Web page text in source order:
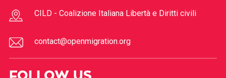
CILD - Coalizione Italiana Libertà e Diritti civili
contact@openmigration.org